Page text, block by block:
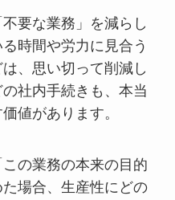
要な業務」を減らし
時間や労力に見合う
、思い切って削減し
社内手続きも、本当
値があります。
の業務の本来の目的
場合、生産性にどの